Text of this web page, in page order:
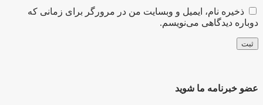
ذخیره نام، ایمیل و وبسایت من در مرورگر برای زمانی که
دوباره دیدگاهی می‌نویسم.
عضو خبرنامه ما شوید